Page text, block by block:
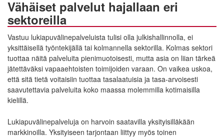
Vähäiset palvelut hajallaan eri
sektoreilla
Vastuu lukiapuvälinepalveluista tulisi olla julkishallinnolla, ei
yksittäisellä työntekijällä tai kolmannella sektorilla. Kolmas sektori
tuottaa näitä palveluita pienimuotoisesti, mutta asia on liian tärkeä
jätettäväksi vapaaehtoisten toimijoiden varaan. On vaikea uskoa,
että sitä tietä voitaisiin tuottaa tasalaatuisia ja tasa-arvoisesti
saavutettavia palveluita koko maassa molemmilla kotimaisilla
kielillä.
Lukiapuvälinepalveluja on harvoin saatavilla yksityisilläkään
markkinoilla. Yksityiseen tarjontaan liittyy myös toinen